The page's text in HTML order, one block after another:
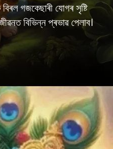
গজকেছাৰী যোগৰ সৃষ্টি